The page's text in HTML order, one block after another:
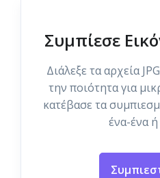
Συμπίεσε
Διάλεξε τα αρχεία
την ποιότητα για
κατέβασε τα
ένα-ένα ή